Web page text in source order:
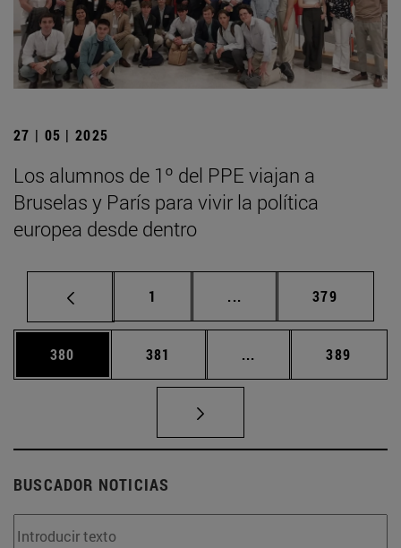
27 | 05 | 2025
Los alumnos de 1º del PPE viajan a
Bruselas y París para vivir la política
europea desde dentro
Página
1 ... Páginas intermedias
Página
379
Página
380 Página
381 ... Páginas intermedias
Página
389
BUSCADOR NOTICIAS